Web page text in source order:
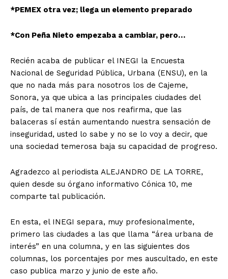
*PEMEX otra vez; llega un elemento preparado
*Con Peña Nieto empezaba a cambiar, pero…
Recién acaba de publicar el INEGI la Encuesta
Nacional de Seguridad Pública, Urbana (ENSU), en la
que no nada más para nosotros los de Cajeme,
Sonora, ya que ubica a las principales ciudades del
país, de tal manera que nos reafirma, que las
balaceras sí están aumentando nuestra sensación de
inseguridad, usted lo sabe y no se lo voy a decir, que
una sociedad temerosa baja su capacidad de progreso.
Agradezco al periodista ALEJANDRO DE LA TORRE,
quien desde su órgano informativo Cónica 10, me
comparte tal publicación.
En esta, el INEGI separa, muy profesionalmente,
primero las ciudades a las que llama “área urbana de
interés” en una columna, y en las siguientes dos
columnas, los porcentajes por mes auscultado, en este
caso publica marzo y junio de este año.